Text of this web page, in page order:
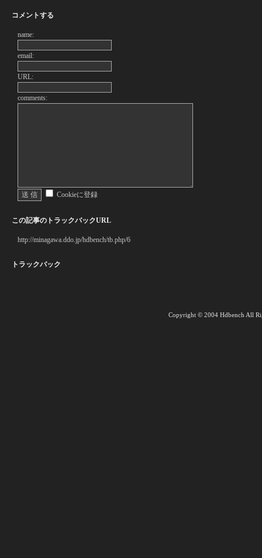
コメントする
name:
email:
URL:
comments:
Cookieに登録
この記事のトラックバックURL
http://minagawa.ddo.jp/hdbench/tb.php/6
トラックバック
Copyright © 2004 Hdbench All